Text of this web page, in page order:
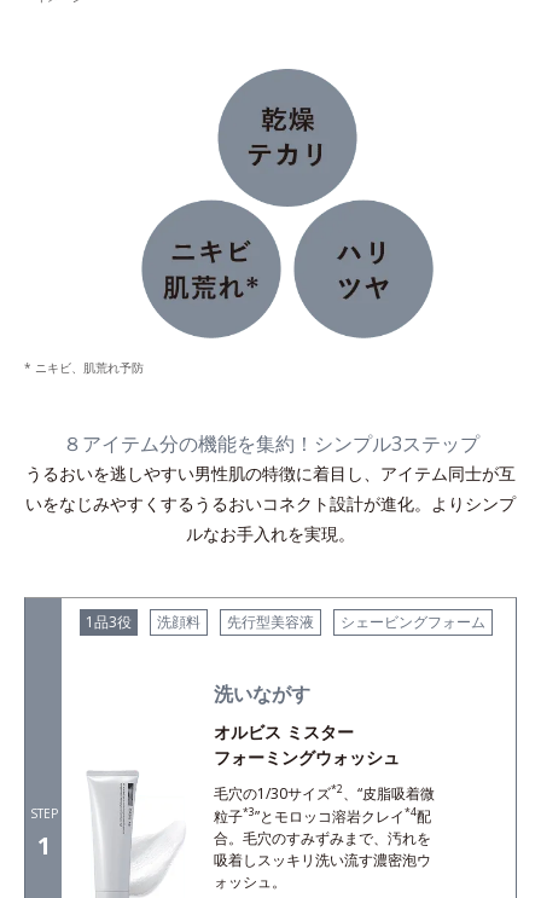
* ニキビ、肌荒れ予防
８アイテム分の機能を集約！シンプル3ステップ
うるおいを逃しやすい男性肌の特徴に着目し、アイテム同士が互
いをなじみやすくするうるおいコネクト設計が進化。よりシンプ
ルなお手入れを実現。
STEP
1
1品3役 洗顔料 先行型美容液 シェービングフォーム
洗いながす
オルビス ミスター
フォーミングウォッシュ
毛穴の1/30サイズ*2、“皮脂吸着微
粒子*3”とモロッコ溶岩クレイ*4配
合。毛穴のすみずみまで、汚れを
吸着しスッキリ洗い流す濃密泡ウ
ォッシュ。